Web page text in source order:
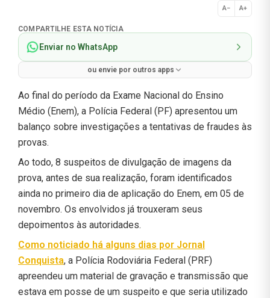
A− A+
Normal
COMPARTILHE ESTA NOTÍCIA
Enviar no WhatsApp
ou envie por outros apps
Ao final do período da Exame Nacional do Ensino
Médio (Enem), a Polícia Federal (PF) apresentou um
balanço sobre investigações a tentativas de fraudes às
provas.
Ao todo, 8 suspeitos de divulgação de imagens da
prova, antes de sua realização, foram identificados
ainda no primeiro dia de aplicação do Enem, em 05 de
novembro. Os envolvidos já trouxeram seus
depoimentos às autoridades.
Como noticiado há alguns dias por Jornal
Conquista, a Polícia Rodoviária Federal (PRF)
apreendeu um material de gravação e transmissão que
estava em posse de um suspeito e que seria utilizado